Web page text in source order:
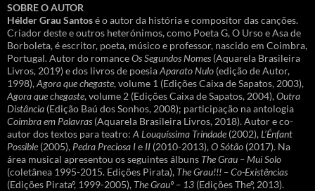
SOBRE O AUTOR
Hélder Grau Santosé o autor da história e compositor das canções.
Criador deste e outros heterónimos, como Poeta G, O Urso e Asa de
Borboleta, é escritor, poeta, músico e professor, nascido em Coimbra,
Portugal. Autor do romanceOs Segundos Nomes (Aquarela Brasileira
Livros, 2019) e dos livros de poesiaAparato Nulo (edição de Autor,
1998),Agora que chegaste, volume 1 (Edições Caixa de Sapatos, 2003),
Agora que chegaste, volume 2 (Edições Caixa de Sapatos, 2004),Outra
Distância (Edição Baú dos Sonhos, 2008); participação na antologia
Coimbra em Palavras (Aquarela Brasileira Livros, 2018). Autor e co-
autor dos textos para teatro: A Louquíssima Trindade (2002),L’Énfant
Possible (2005), Pedra Preciosa Ie II (2010-2013),O Sótão (2017). Na
área musical apresentou os seguintes álbuns The Grau – Mui Solo
(coletânea 1995-2015. Edições Pirata), The Grau!!! – Co-Existências
(Edições Pirataº, 1999-2005), The Grauº – 13 (Edições Theº, 2013).